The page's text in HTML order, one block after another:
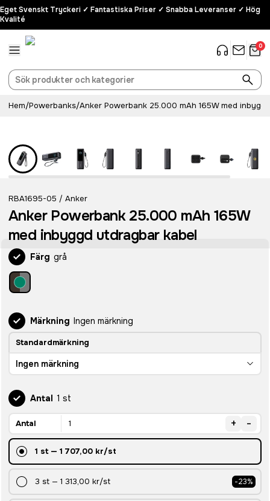
Eget Svenskt Tryckeri ✓ Fantastiska Priser ✓ Snabba Leveranser ✓ Hög
Kvalité
0
Hem/Powerbanks/Anker Powerbank 25.000 mAh 165W med
RBA1695-05 / Anker
Anker Powerbank 25.000 mAh 165W
med inbyggd utdragbar kabel
Färg grå
Märkning Ingen märkning
Standardmärkning
Ingen märkning
Antal 1 st
Antal + -
1 st— 1 707,00 kr/st
3 st — 1 313,00 kr/st -23%